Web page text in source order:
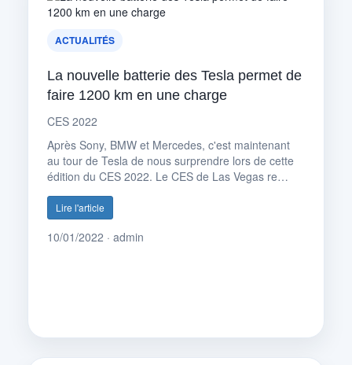
ACTUALITÉS
La nouvelle batterie des Tesla permet de
faire 1200 km en une charge
CES 2022
Après Sony, BMW et Mercedes, c'est maintenant
au tour de Tesla de nous surprendre lors de cette
édition du CES 2022. Le CES de Las Vegas re…
Lire l'article
10/01/2022 · admin